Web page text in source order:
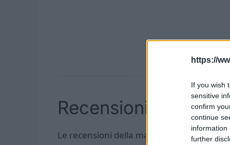
https://
If you wish
sensitive
confirm
continue
information
further
Recensioni
Le recensioni della maschera per piedi